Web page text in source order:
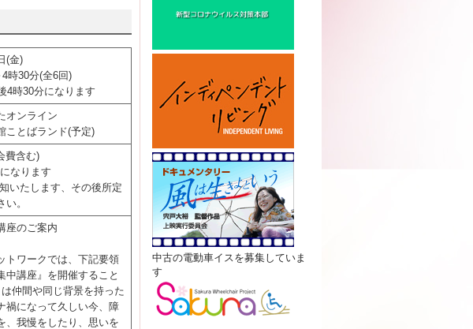
(金)
時30分(全6回)
4時30分になります
オンライン
ことばランド(予定)
費含む)
なります
いたします、その後所定
。
座のご案内
トワークでは、下記要領
中講座』を開催すること
仲間や同じ背景を持った
禍になって久しい今、障
、我慢をしたり、思いを
中古の電動車イスを募集していま
す